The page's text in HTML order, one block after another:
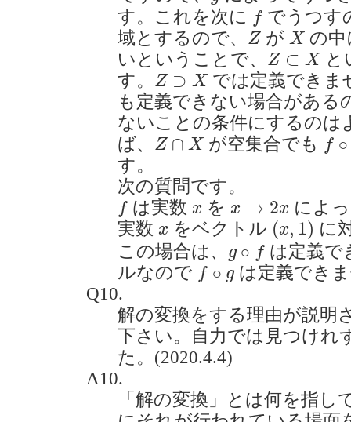
す。これを次に
f
f でうつす
域とするので、
Z
Zが X
Xの中
いということで、
Z ⊂ X
Z⊂X
と
す。
Z ⊃ X
Z⊃X
では定義できま
も定義できない場合がある
ないことの条件にするのは
ば、
Z ∩ X
Z∩X が空集合でも f ∘
f∘g
す。
次の質問です。
f
f は実数 x
x を x → 2x
x→2 x
によ
実数 x
x をベクトル (x, 1)
(x 1)
に
この場合は、
g ∘ f
g∘
は定義で
ルなので f ∘ g
f∘
は定義でき
Q10.
解の変換をする理由が説明
下さい。自力では見つけれ
た。(2020.4.4)
A10.
「解の変換」とは何を指